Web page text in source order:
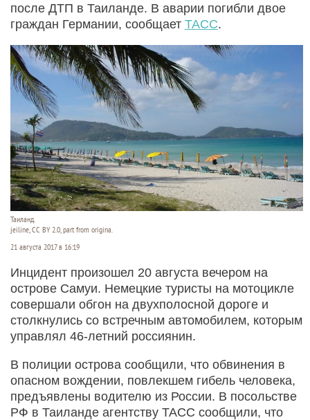
после ДТП в Таиланде. В аварии погибли двое
граждан Германии, сообщает ТАСС.
Таиланд.
jeiline, CC BY 2.0, part from origina.
21 августа 2017 в 16:19
Инцидент произошел 20 августа вечером на
острове Самуи. Немецкие туристы на мотоцикле
совершали обгон на двухполосной дороге и
столкнулись со встречным автомобилем, которым
управлял 46-летний россиянин.
В полиции острова сообщили, что обвинения в
опасном вождении, повлекшем гибель человека,
предъявлены водителю из России. В посольстве
РФ в Таиланде агентству ТАСС сообщили, что